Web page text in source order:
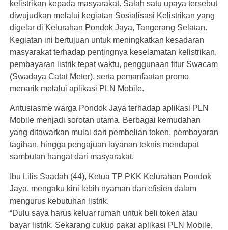
kelistrikan kepada masyarakat. Salah satu upaya tersebut
diwujudkan melalui kegiatan Sosialisasi Kelistrikan yang
digelar di Kelurahan Pondok Jaya, Tangerang Selatan.
Kegiatan ini bertujuan untuk meningkatkan kesadaran
masyarakat terhadap pentingnya keselamatan kelistrikan,
pembayaran listrik tepat waktu, penggunaan fitur Swacam
(Swadaya Catat Meter), serta pemanfaatan promo
menarik melalui aplikasi PLN Mobile.
Antusiasme warga Pondok Jaya terhadap aplikasi PLN
Mobile menjadi sorotan utama. Berbagai kemudahan
yang ditawarkan mulai dari pembelian token, pembayaran
tagihan, hingga pengajuan layanan teknis mendapat
sambutan hangat dari masyarakat.
Ibu Lilis Saadah (44), Ketua TP PKK Kelurahan Pondok
Jaya, mengaku kini lebih nyaman dan efisien dalam
mengurus kebutuhan listrik.
“Dulu saya harus keluar rumah untuk beli token atau
bayar listrik. Sekarang cukup pakai aplikasi PLN Mobile,